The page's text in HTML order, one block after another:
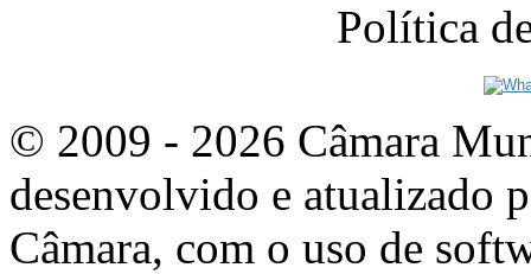
Política
© 2009 - 2026 Câmara
desenvolvido e atualizado
Câmara, com o uso de